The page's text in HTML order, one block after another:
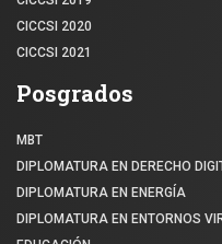
CICCSI 2020
CICCSI 2021
Posgrados
MBT
DIPLOMATURA EN DERECHO
DIPLOMATURA EN ENERGÍA
DIPLOMATURA EN ENTORNOS